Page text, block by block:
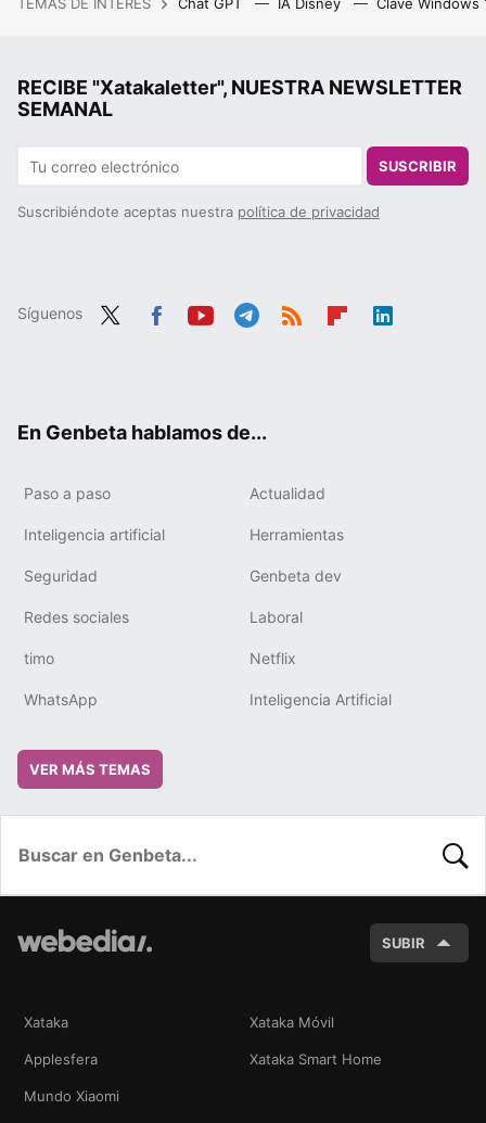
RECIBE "Xatakaletter", NUESTRA NEWSLETTER
SEMANAL
SUSCRIBIR
Suscribiéndote aceptas nuestra política de privacidad
Síguenos
En Genbeta hablamos de...
Paso a paso Actualidad
Inteligencia artificial Herramientas
Seguridad Genbeta dev
Redes sociales Laboral
timo Netflix
WhatsApp Inteligencia Artificial
VER MÁS TEMAS
SUBIR
Xataka Xataka Móvil
Applesfera Xataka Smart Home
Mundo Xiaomi